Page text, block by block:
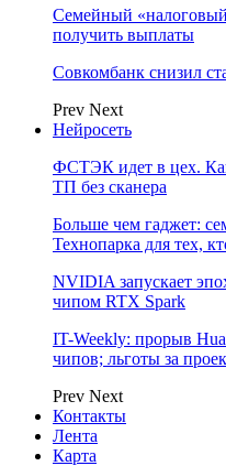
Семейный «налоговый
получить выплаты
Совкомбанк снизил
Prev Next
Нейросеть
ФСТЭК идет в цех.
ТП без сканера
Больше чем гаджет:
Технопарка для тех,
NVIDIA запускает
чипом RTX Spark
IT-Weekly: прорыв
чипов; льготы за
Prev Next
Контакты
Лента
Карта